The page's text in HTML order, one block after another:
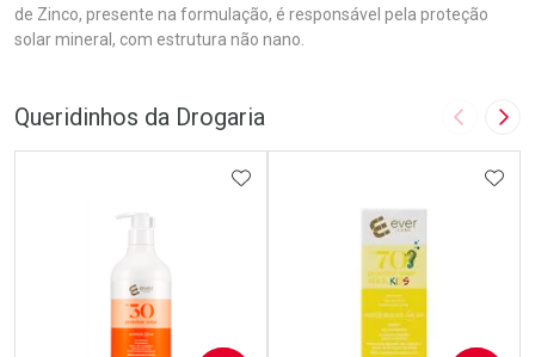
de Zinco, presente na formulação, é responsável pela proteção
solar mineral, com estrutura não nano.
Queridinhos da Drogaria Imagem
ADICIONAR AOS FAVORITOS